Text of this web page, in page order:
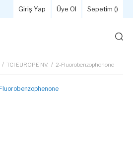
Giriş Yap Üye Ol Sepetim ()
TCI EUROPE NV. 2-Fluorobenzophenone